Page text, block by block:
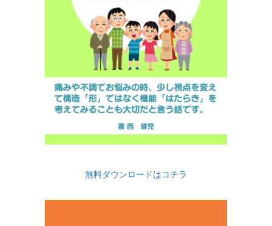
無料ダウンロードはコチラ